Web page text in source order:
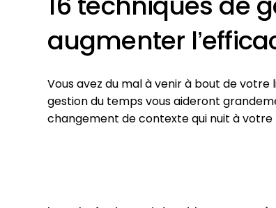
16 techniques de
augmenter
Vous avez du mal à venir à bout de
gestion du temps vous aideront
changement de contexte qui nuit à votre